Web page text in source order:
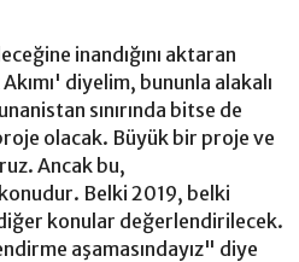
inandığını aktaran
diyelim, bununla alakalı
sınırında bitse de
olacak. Büyük bir proje ve
Ancak bu,
Belki 2019, belki
konular değerlendirilecek.
aşamasındayız" diye